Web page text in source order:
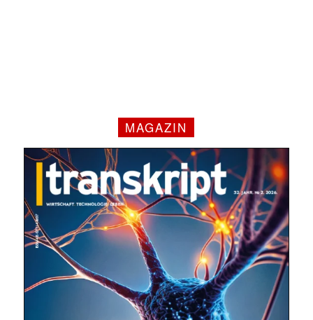
MAGAZIN